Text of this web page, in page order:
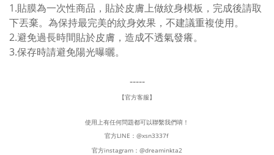
1.貼膜為一次性商品，貼於皮膚上做紋身模板，完成後請取
下丟棄。為保持最完美的紋身效果，不建議重複使用。
2.避免過長時間貼於皮膚，造成不透氣發癢。
3.保存時請避免陽光曝曬。
-----
【官方客服】
使用上有任何問題都可以聯繫我們唷！
官方LINE： @xsn3337f
官方instagram： @dreaminkta2